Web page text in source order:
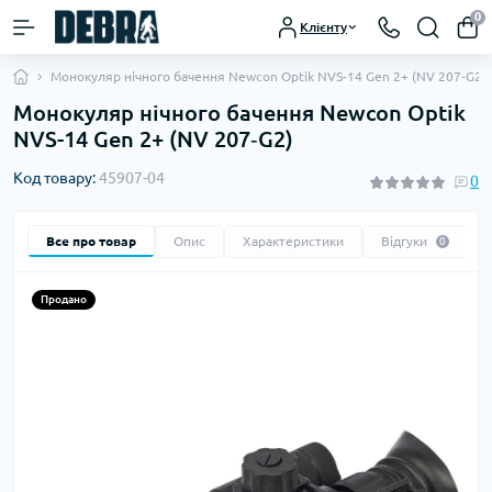
Клієнту
0
Монокуляр нічного бачення Newcon Optik NVS-14 Gen 2+ (NV 207‐G2)
Монокуляр нічного бачення Newcon Optik
NVS-14 Gen 2+ (NV 207‐G2)
Код товару:45907-04 0
Все про товар Опис Характеристики Відгуки 0
Продано